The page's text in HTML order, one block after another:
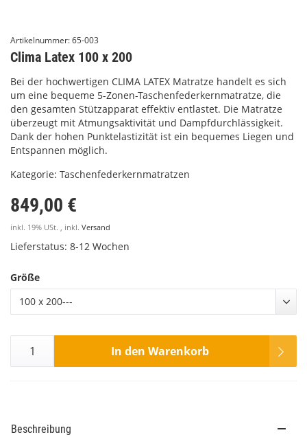
Artikelnummer:65-003
Clima Latex 100 x 200
Bei der hochwertigen CLIMA LATEX Matratze handelt es sich
um eine bequeme 5-Zonen-Taschenfederkernmatratze, die
den gesamten Stützapparat effektiv entlastet. Die Matratze
überzeugt mit Atmungsaktivität und Dampfdurchlässigkeit.
Dank der hohen Punktelastizität ist ein bequemes Liegen und
Entspannen möglich.
Kategorie: Taschenfederkernmatratzen
849,00 €
inkl. 19% USt. , inkl. Versand
Lieferstatus: 8-12 Wochen
Größe
100 x 200---
In den Warenkorb
Beschreibung